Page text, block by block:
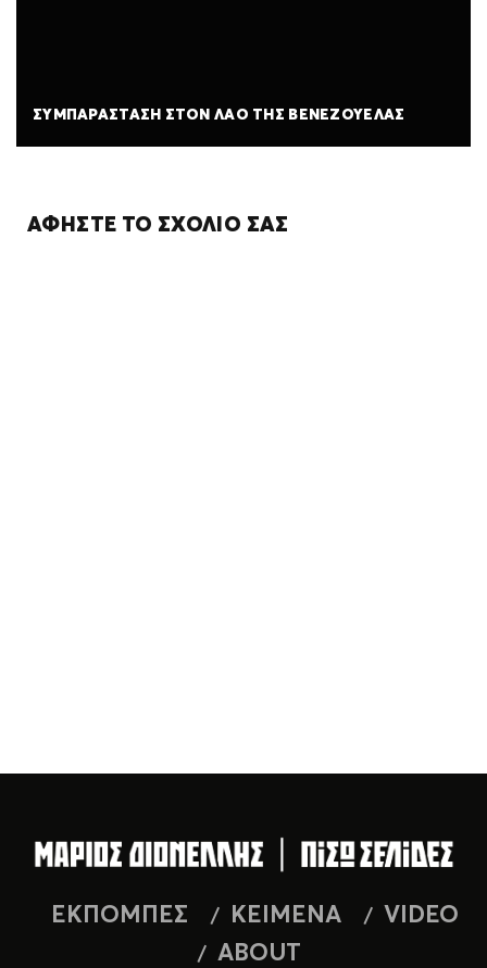
ΣΥΜΠΑΡΆΣΤΑΣΗ ΣΤΟΝ ΛΑΌ ΤΗΣ ΒΕΝΕΖΟΥΈΛΑΣ
ΑΦΉΣΤΕ ΤΟ ΣΧΌΛΙΌ ΣΑΣ
ΕΚΠΟΜΠΕΣ ΚΕΙΜΕΝΑ
VIDEO
ABOUT